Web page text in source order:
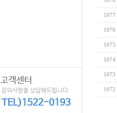
1077
1076
1075
1074
1073
1072
고객센터
문의사항을 상담해드립니다
TEL)1522-0193